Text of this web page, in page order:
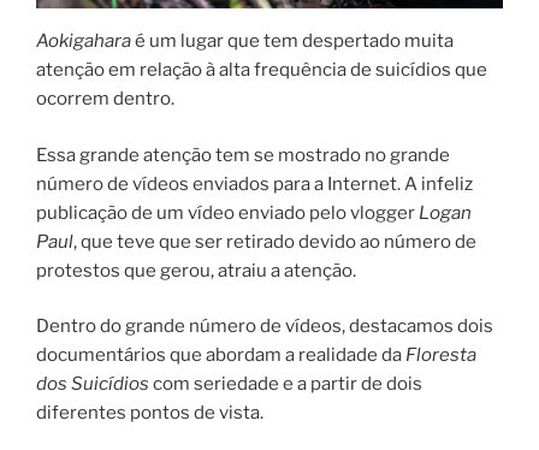
Aokigaharaé um lugar que tem despertado muita
atenção em relação à alta frequência de suicídios que
ocorrem dentro.
Essa grande atenção tem se mostrado no grande
número de vídeos enviados para a Internet. A infeliz
publicação de um vídeo enviado pelo vlogger Logan
Paul, que teve que ser retirado devido ao número de
protestos que gerou, atraiu a atenção.
Dentro do grande número de vídeos, destacamos dois
documentários que abordam a realidade da Floresta
dos Suicídios com seriedade e a partir de dois
diferentes pontos de vista.